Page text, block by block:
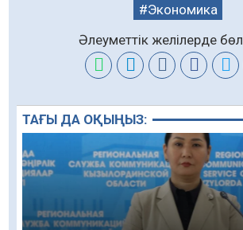
Экономика
Әлеуметтік желілерде
ТАҒЫ ДА ОҚЫҢЫЗ: